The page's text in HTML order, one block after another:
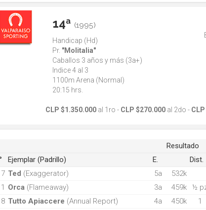
14ª (1995)
Handicap (Hd)
Pr. "Molitalia"
Caballos 3 años y más (3a+)
Indice 4 al 3
1100m Arena (Normal)
20:15 hrs.
CLP $1.350.000 al 1ro - CLP $270.000 al 2do -
Resultado
Ejemplar (Padrillo) E. Dist.
7 Ted (Exaggerator) 5a 532k
1 Orca (Flameaway) 3a 459k ½
8 Tutto Apiaccere (Annual Report) 4a 450k 1